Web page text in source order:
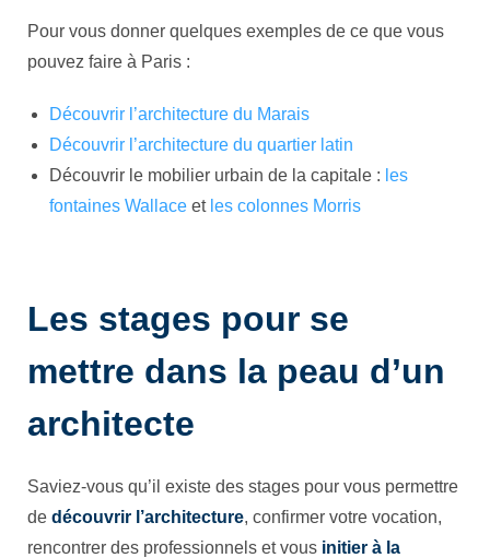
Pour vous donner quelques exemples de ce que vous
pouvez faire à Paris :
Découvrir l’architecture du Marais
Découvrir l’architecture du quartier latin
Découvrir le mobilier urbain de la capitale : les
fontaines Wallace et les colonnes Morris
Les stages pour se
mettre dans la peau d’un
architecte
Saviez-vous qu’il existe des stages pour vous permettre
de découvrir l’architecture, confirmer votre vocation,
rencontrer des professionnels et vous initier à la